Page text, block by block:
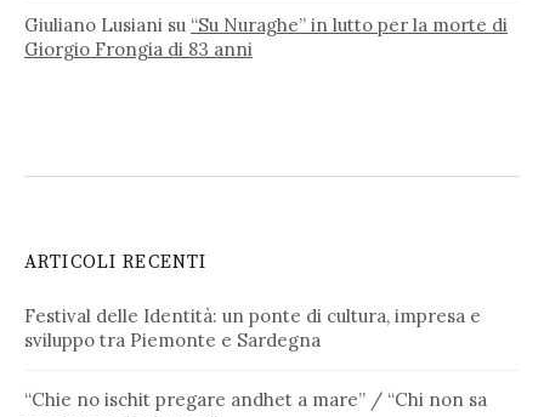
Giuliano Lusiani su “Su Nuraghe” in lutto per la morte di
Giorgio Frongia di 83 anni
ARTICOLI RECENTI
Festival delle Identità: un ponte di cultura, impresa e
sviluppo tra Piemonte e Sardegna
“Chie no ischit pregare andhet a mare” / “Chi non sa